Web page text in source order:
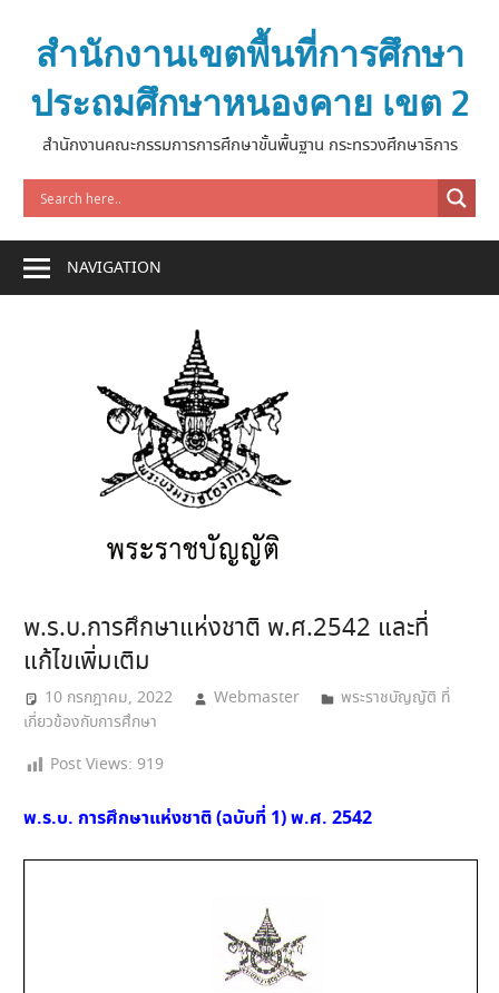
contentสำนักงานเขตพื้นที่การศึกษา
ประถมศึกษาหนองคาย เขต 2
สำนักงานคณะกรรมการการศึกษาขั้นพื้นฐาน กระทรวงศึกษาธิการ
NAVIGATION
พ.ร.บ.การศึกษาแห่งชาติ พ.ศ.2542 และที่
แก้ไขเพิ่มเติม
10 กรกฎาคม, 2022 Webmaster
พระราชบัญญัติ ที่
เกี่ยวข้องกับการศึกษา
Post Views: 919
พ.ร.บ. การศึกษาแห่งชาติ (ฉบับที่ 1) พ.ศ. 2542